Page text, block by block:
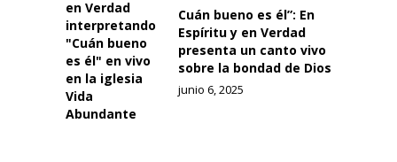
Cuán bueno es él”: En
Espíritu y en Verdad
presenta un canto vivo
sobre la bondad de Dios
junio 6, 2025